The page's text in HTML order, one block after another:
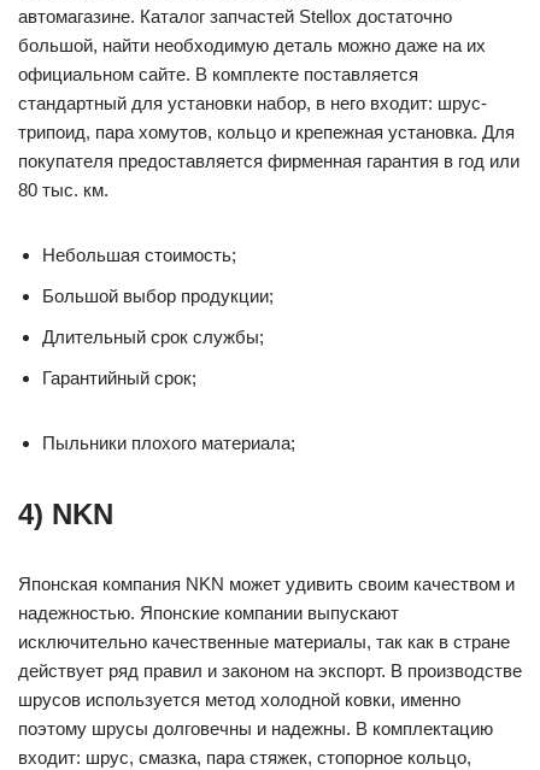
автомагазине. Каталог запчастей Stellox достаточно
большой, найти необходимую деталь можно даже на их
официальном сайте. В комплекте поставляется
стандартный для установки набор, в него входит: шрус-
трипоид, пара хомутов, кольцо и крепежная установка. Для
покупателя предоставляется фирменная гарантия в год или
80 тыс. км.
Небольшая стоимость;
Большой выбор продукции;
Длительный срок службы;
Гарантийный срок;
Пыльники плохого материала;
4) NKN
Японская компания NKN может удивить своим качеством и
надежностью. Японские компании выпускают
исключительно качественные материалы, так как в стране
действует ряд правил и законом на экспорт. В производстве
шрусов используется метод холодной ковки, именно
поэтому шрусы долговечны и надежны. В комплектацию
входит: шрус, смазка, пара стяжек, стопорное кольцо,